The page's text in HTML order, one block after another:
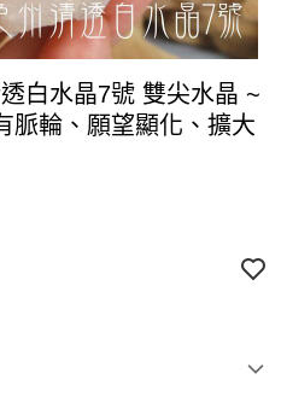
白水晶7號 雙尖水晶 ~
脈輪、願望顯化、擴大